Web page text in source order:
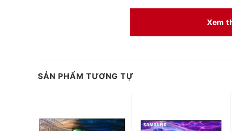
– Tải nhiều ứng dụng và nhanh hơn với bộ nhớ được nâng
Xem
SẢN PHẨM TƯƠNG TỰ